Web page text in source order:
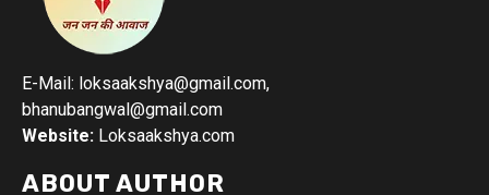
E-Mail: loksaakshya@gmail.com,
bhanubangwal@gmail.com
Website: Loksaakshya.com
ABOUT AUTHOR